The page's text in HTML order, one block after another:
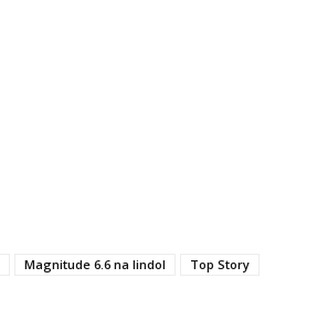
Magnitude 6.6 na lindol Top Story